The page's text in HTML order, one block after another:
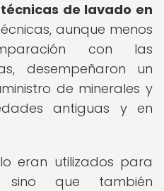
de lavado en
aunque menos
con las
desempeñaron un
de minerales y
antiguas y en
eran utilizados para
sino que también